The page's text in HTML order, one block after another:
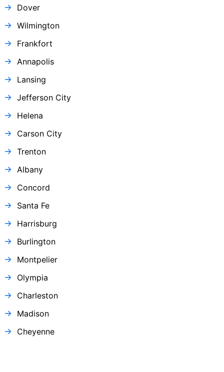
Dover
Wilmington
Frankfort
Annapolis
Lansing
Jefferson City
Helena
Carson City
Trenton
Albany
Concord
Santa Fe
Harrisburg
Burlington
Montpelier
Olympia
Charleston
Madison
Cheyenne